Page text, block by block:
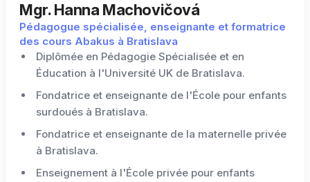
Mgr. Hanna Machovičová
Pédagogue spécialisée, enseignante et formatrice
des cours Abakus à Bratislava
Diplômée en Pédagogie Spécialisée et en
Éducation à l'Université UK de Bratislava.
Fondatrice et enseignante de l'École pour enfants
surdoués à Bratislava.
Fondatrice et enseignante de la maternelle privée
à Bratislava.
Enseignement à l'École privée pour enfants